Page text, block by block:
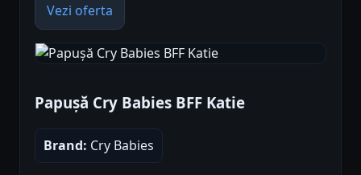
Vezi oferta
Papușă Cry Babies BFF Katie
Brand: Cry Babies